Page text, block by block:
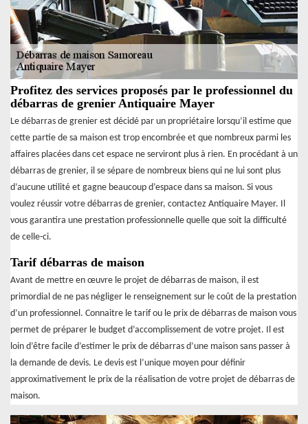
Profitez des services proposés par le professionnel du
débarras de grenier Antiquaire Mayer
Le débarras de grenier est décidé par un propriétaire lorsqu’il estime que
cette partie de sa maison est trop encombrée et que nombreux parmi les
affaires placées dans cet espace ne serviront plus à rien. En procédant à un
débarras de grenier, il se sépare de nombreux biens qui ne lui sont plus
d’aucune utilité et gagne beaucoup d’espace dans sa maison. Si vous
voulez réussir votre débarras de grenier, contactez Antiquaire Mayer. Il
vous garantira une prestation professionnelle quelle que soit la difficulté
de celle-ci.
Tarif débarras de maison
Avant de mettre en œuvre le projet de débarras de maison, il est
primordial de ne pas négliger le renseignement sur le coût de la prestation
d’un professionnel. Connaitre le tarif ou le prix de débarras de maison vous
permet de préparer le budget d’accomplissement de votre projet. Il est
loin d’être facile d’estimer le prix de débarras d’une maison sans passer à
la demande de devis. Le devis est l’unique moyen pour définir
approximativement le prix de la réalisation de votre projet de débarras de
maison.